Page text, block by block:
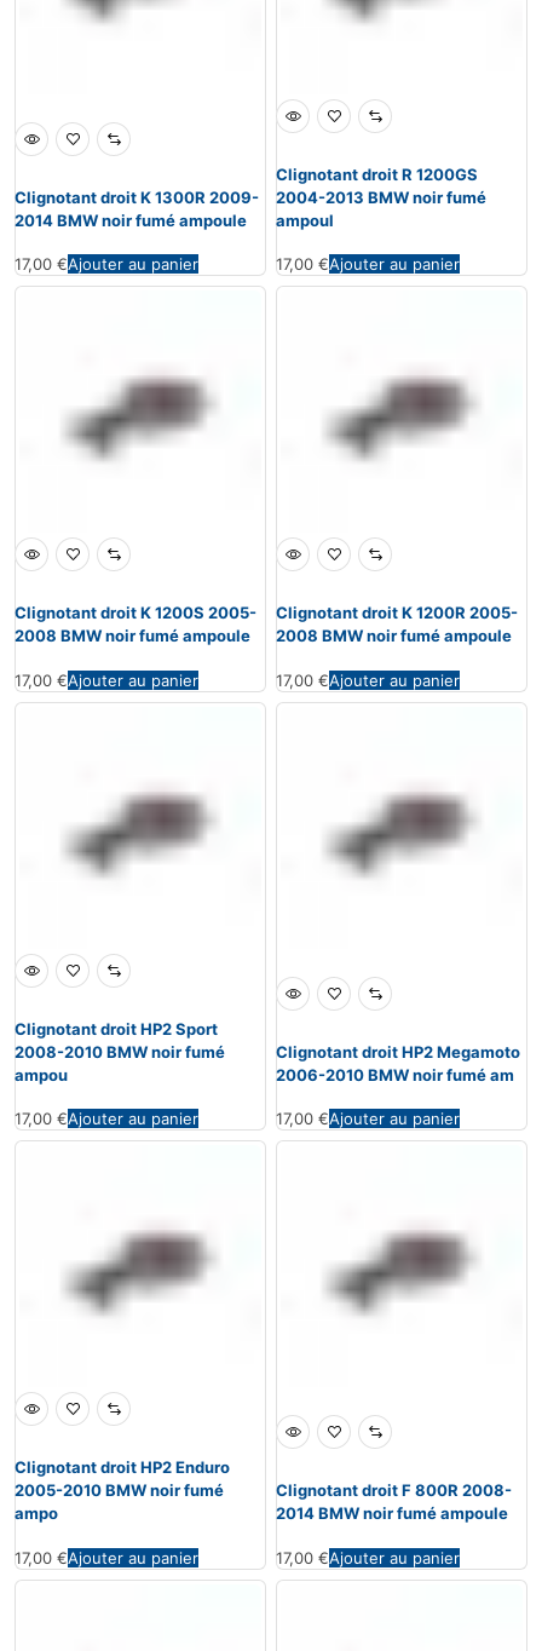
Clignotant droit K 1300R 2009-
2014 BMW noir fumé ampoule
17,00 €Ajouter au panier
Clignotant droit R 1200GS
2004-2013 BMW noir fumé
ampoul
17,00 €Ajouter au panier
Clignotant droit K 1200S 2005-
2008 BMW noir fumé ampoule
17,00 €Ajouter au panier
Clignotant droit K 1200R 2005-
2008 BMW noir fumé ampoule
17,00 €Ajouter au panier
Clignotant droit HP2 Sport
2008-2010 BMW noir fumé
ampou
17,00 €Ajouter au panier
Clignotant droit HP2 Megamoto
2006-2010 BMW noir fumé am
17,00 €Ajouter au panier
Clignotant droit HP2 Enduro
2005-2010 BMW noir fumé
ampo
17,00 €Ajouter au panier
Clignotant droit F 800R 2008-
2014 BMW noir fumé ampoule
17,00 €Ajouter au panier